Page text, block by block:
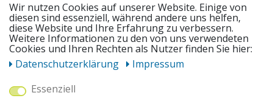
UNSERE ANGEBOTE
Wir nutzen Cookies auf unserer Website. Einige von
diesen sind essenziell, während andere uns helfen,
diese Website und Ihre Erfahrung zu verbessern.
Weitere Informationen zu den von uns verwendeten
Cookies und Ihren Rechten als Nutzer finden Sie hier:
Daten­schutz­erklärung
Impressum
Essenziell